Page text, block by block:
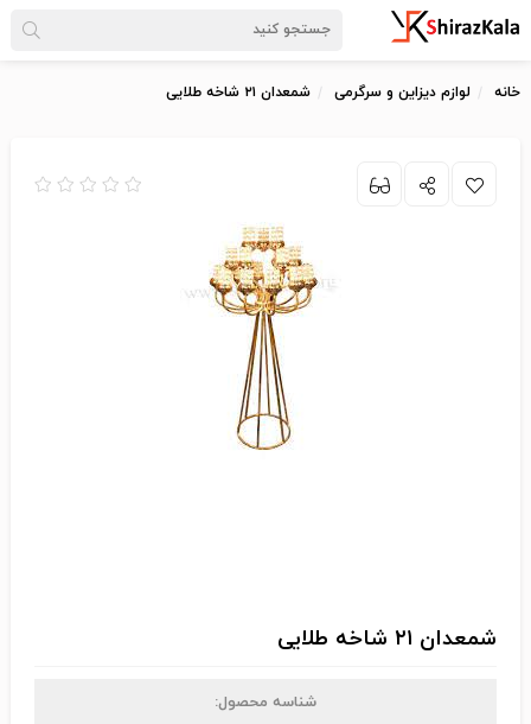
خانه لوازم دیزاین و سرگرمی شمعدان ۲۱ شاخه طلایی
شمعدان ۲۱ شاخه طلایی
شناسه محصول: